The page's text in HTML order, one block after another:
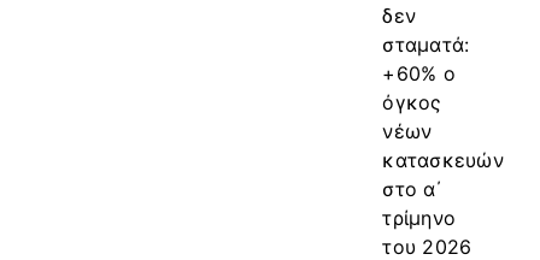
δεν
σταματά:
+60% ο
όγκος
νέων
κατασκευών
στο α΄
τρίμηνο
του 2026